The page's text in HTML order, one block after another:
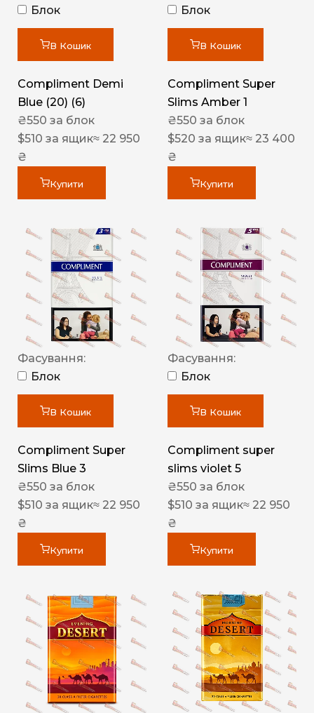
Блок
В Кошик
Compliment Demi
Blue (20) (6)
₴550 за блок
$510 за ящик≈ 22 950
₴
Купити
Блок
В Кошик
Compliment Super
Slims Amber 1
₴550 за блок
$520 за ящик≈ 23 400
₴
Купити
Фасування:
Блок
В Кошик
Compliment Super
Slims Blue 3
₴550 за блок
$510 за ящик≈ 22 950
₴
Купити
Фасування:
Блок
В Кошик
Compliment super
slims violet 5
₴550 за блок
$510 за ящик≈ 22 950
₴
Купити